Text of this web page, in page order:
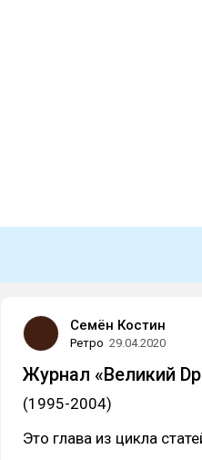
Семён Костин
Ретро 29.04.2020
Журнал «Великий
(1995-2004)
Это глава из цикла